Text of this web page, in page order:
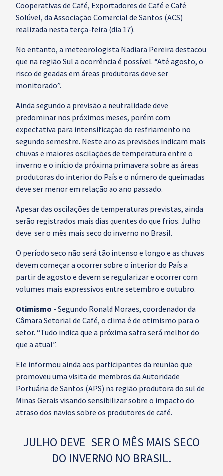
Cooperativas de Café, Exportadores de Café e Café
Solúvel, da Associação Comercial de Santos (ACS)
realizada nesta terça-feira (dia 17).
No entanto, a meteorologista Nadiara Pereira destacou
que na região Sul a ocorrência é possível. “Até agosto, o
risco de geadas em áreas produtoras deve ser
monitorado”.
Ainda segundo a previsão a neutralidade deve
predominar nos próximos meses, porém com
expectativa para intensificação do resfriamento no
segundo semestre. Neste ano as previsões indicam mais
chuvas e maiores oscilações de temperatura entre o
inverno e o início da próxima primavera sobre as áreas
produtoras do interior do País e o número de queimadas
deve ser menor em relação ao ano passado.
Apesar das oscilações de temperaturas previstas, ainda
serão registrados mais dias quentes do que frios. Julho
deve ser o mês mais seco do inverno no Brasil.
O período seco não será tão intenso e longo e as chuvas
devem começar a ocorrer sobre o interior do País a
partir de agosto e devem se regularizar e ocorrer com
volumes mais expressivos entre setembro e outubro.
Otimismo - Segundo Ronald Moraes, coordenador da
Câmara Setorial de Café, o clima é de otimismo para o
setor. “Tudo indica que a próxima safra será melhor do
que a atual”.
Ele informou ainda aos participantes da reunião que
promoveu uma visita de membros da Autoridade
Portuária de Santos (APS) na região produtora do sul de
Minas Gerais visando sensibilizar sobre o impacto do
atraso dos navios sobre os produtores de café.
JULHO DEVE SER O MÊS MAIS SECO
DO INVERNO NO BRASIL.